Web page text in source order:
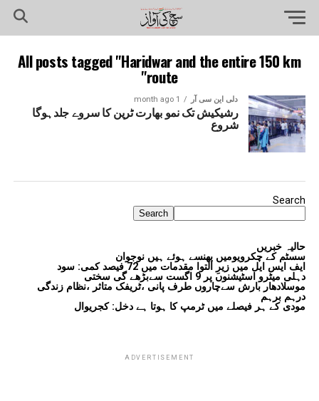
All posts tagged "Haridwar and the entire 150 km
route"
دلی این سی آر 1 month ago
رشیکیش تک نمو بھارت ٹرین کا سروے جلدہوگا
شروع
Search
Search
حالیہ خبریں
سسٹم کے چکرویومیں پھنسے ہوئے ہیں نوجوان
ایف ایس ایل میں زیرِ التوا مقدمات میں 72 فیصد کمی: سود
دہلی میٹرو اسٹیشنوں پر 9 اگست سےبڑھے گی سختی
موسلادھار بارش سےچاروں طرف پانی ،ٹریفک متاثر ،نظام زندگی
درہم برہم
مودی کے ہر فیصلے میں ٹرمپ کا ہوتا ہے دخل: کجریوال
ADVERTISEMENT